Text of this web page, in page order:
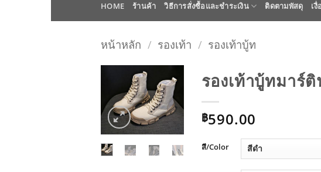
HOME ร้านค้า วิธีการสั่งซื้อและชำระเงิน ติดตามพัสดุ เ
หน้าหลัก / รองเท้า / รองเท้าบู้ท
ADD TO
WISHLIST
รองเท้าบู้ทมาร์
฿590.00
สี/Color